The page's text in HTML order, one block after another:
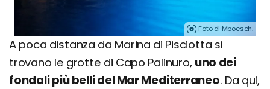
Foto di Mboesch.
A poca distanza da Marina di Pisciotta si
trovano le grotte di Capo Palinuro, uno dei
fondali più belli del Mar Mediterraneo. Da qui,